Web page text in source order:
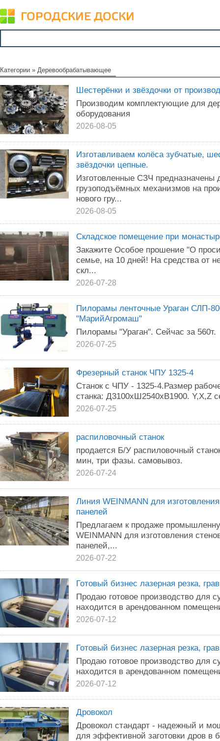
Категории » Деревообрабатывающее
Шестерёнки и звёздочки от
Производим комплектующие для
оборудования
2026-08-05
Изготавливаем колёса зубчатые,
звёздочки цепные.
Изготовленные СЗЧ предназначены
грузоподъёмных механизмов на
нового гру...
2026-08-05
Складское помещение при
Закажите Особое прошение "О
семье, на 10 дней! На средства от
скл...
2026-07-28
Пилорамы ленточные Ураган СЛП-
"МарийАгромаш"
Пилорамы "Ураган". Сейчас за 560т.
2026-07-25
Фрезерный станок ЧПУ 1325-4
Станок с ЧПУ - 1325-4.Размер
станка: Д3100хШ2540хВ1900. Y,X,Z
2026-07-25
распиловочный станок
продается Б/У распиловочный
мин, три фазы. самовывоз.
2026-07-24
Линия WEINMANN для
панелей
Предлагаем к продаже
WEINMANN для изготовления
панелей,...
2026-07-22
Готовый бизнес лазерная резка,
Продаю готовое производство для
находится в арендованном
2026-07-12
Готовый бизнес лазерная резка,
Продаю готовое производство для
находится в арендованном
2026-07-12
Дровокол
Дровокол стандарт - надежный и
для эффективной заготовки дров в